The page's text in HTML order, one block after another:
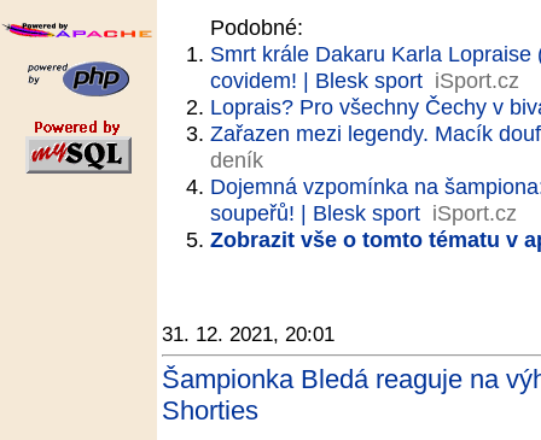
Podobné:
Smrt krále Dakaru Karla
covidem! | Blesk sport iSport.cz
Loprais? Pro všechny Čechy v
Zařazen mezi legendy. Macík
deník
Dojemná vzpomínka na
soupeřů! | Blesk sport iSport.cz
Zobrazit vše o tomto tématu v
31. 12. 2021, 20:01
Šampionka Bledá reaguje na
Shorties